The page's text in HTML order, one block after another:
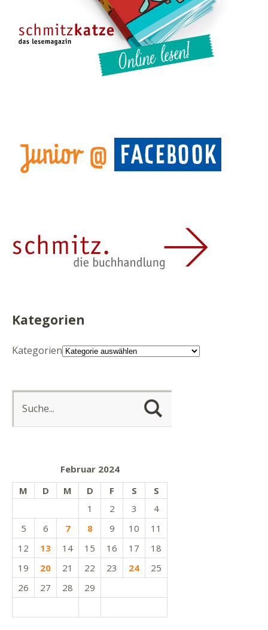
Kategorien
Kategorien
Februar 2024
M
D M D F S S
1 2 3
4
5
6 7 8 9 10
11
12
13 14 15 16 17
18
19
20 21 22 23 24
25
26
27 28 29